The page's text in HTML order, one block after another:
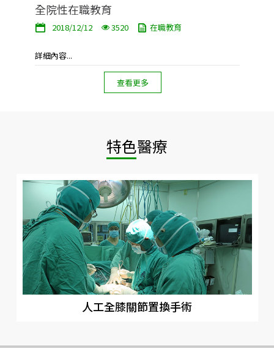
全院性在職教育
2018/12/12 3520 在職教育
詳細內容...
查看更多
特色醫療
人工全膝關節置換手術